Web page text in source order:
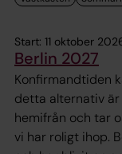
Start: 11 oktober
Berlin 2027
Konfirmandtiden
detta alternativ är
hemifrån och tar
vi har roligt ihop.